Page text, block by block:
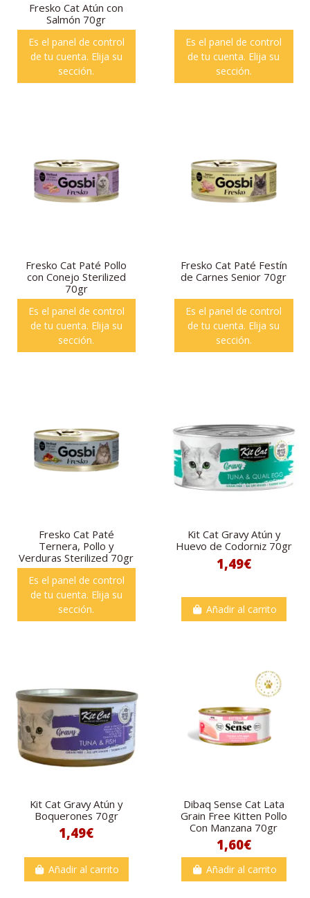
Fresko Cat Atún con
Salmón 70gr
Es el panel de control
de tu cuenta. Elija su
sección.
Es el panel de control
de tu cuenta. Elija su
sección.
Fresko Cat Paté Pollo
con Conejo Sterilized
70gr
Es el panel de control
de tu cuenta. Elija su
sección.
Fresko Cat Paté Festín
de Carnes Senior 70gr
Es el panel de control
de tu cuenta. Elija su
sección.
Fresko Cat Paté
Ternera, Pollo y
Verduras Sterilized 70gr
Es el panel de control
de tu cuenta. Elija su
sección.
Kit Cat Gravy Atún y
Huevo de Codorniz 70gr
1,49€
Añadir al carrito
Kit Cat Gravy Atún y
Boquerones 70gr
1,49€
Añadir al carrito
Dibaq Sense Cat Lata
Grain Free Kitten Pollo
Con Manzana 70gr
1,60€
Añadir al carrito